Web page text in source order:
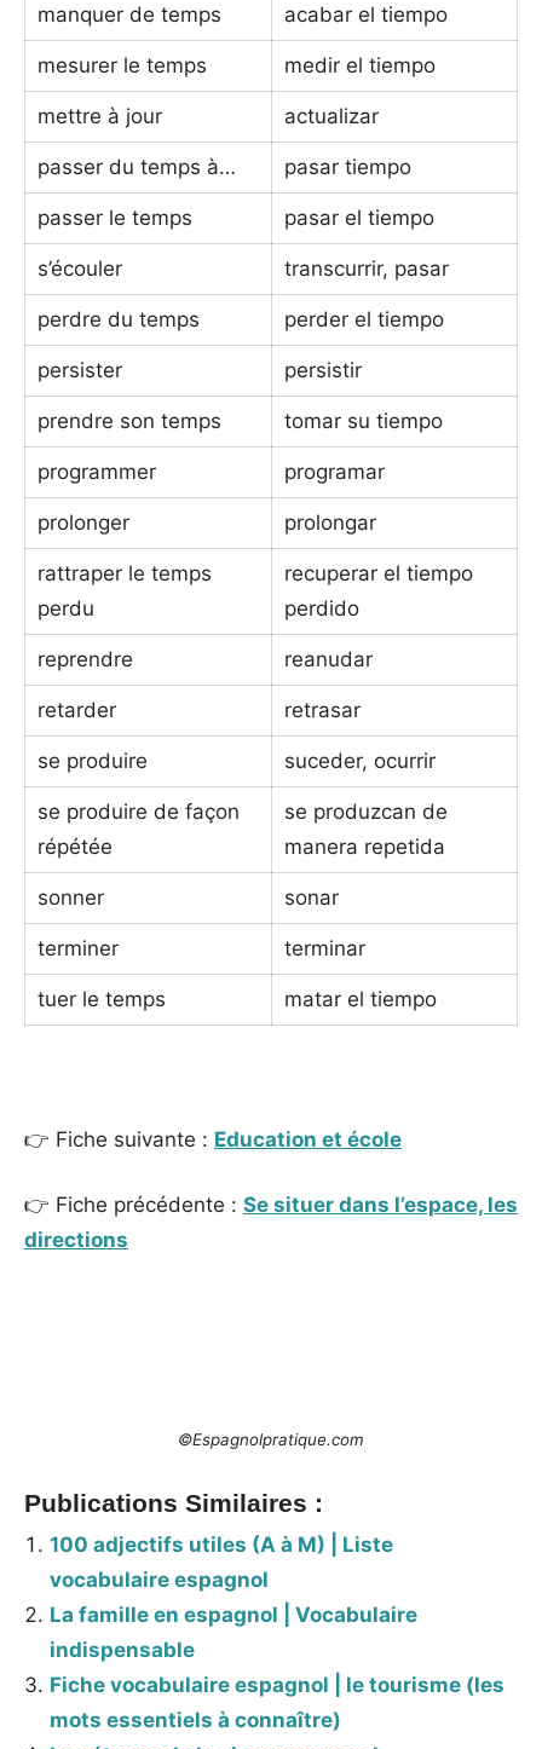
manquer de temps acabar el tiempo
mesurer le temps medir el tiempo
mettre à jour actualizar
passer du temps à… pasar tiempo
passer le temps pasar el tiempo
s’écouler transcurrir, pasar
perdre du temps perder el tiempo
persister persistir
prendre son temps tomar su tiempo
programmer programar
prolonger prolongar
rattraper le temps
perdu
recuperar el tiempo
perdido
reprendre reanudar
retarder retrasar
se produire suceder, ocurrir
se produire de façon
répétée
se produzcan de
manera repetida
sonner sonar
terminer terminar
tuer le temps matar el tiempo
👉 Fiche suivante : Education et école
👉 Fiche précédente : Se situer dans l’espace, les
directions
©Espagnolpratique.com
Publications Similaires :
100 adjectifs utiles (A à M) | Liste
vocabulaire espagnol
La famille en espagnol | Vocabulaire
indispensable
Fiche vocabulaire espagnol | le tourisme (les
mots essentiels à connaître)